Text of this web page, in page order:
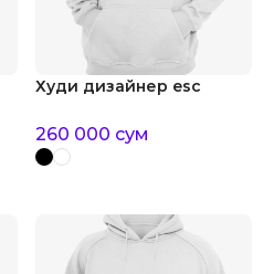
Худи дизайнер esc
260 000 сум